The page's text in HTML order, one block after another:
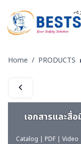
Home / PRODUCTS
เอกสารและสื่
Catalog | PDF | Video